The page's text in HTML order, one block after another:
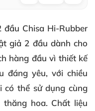
Chisa Hi-Rubber
giả 2 đầu dành cho
hàng đầu vì thiết kế
đáng yêu, với chiều
có thể sử dụng cùng
hoa. Chất liệu